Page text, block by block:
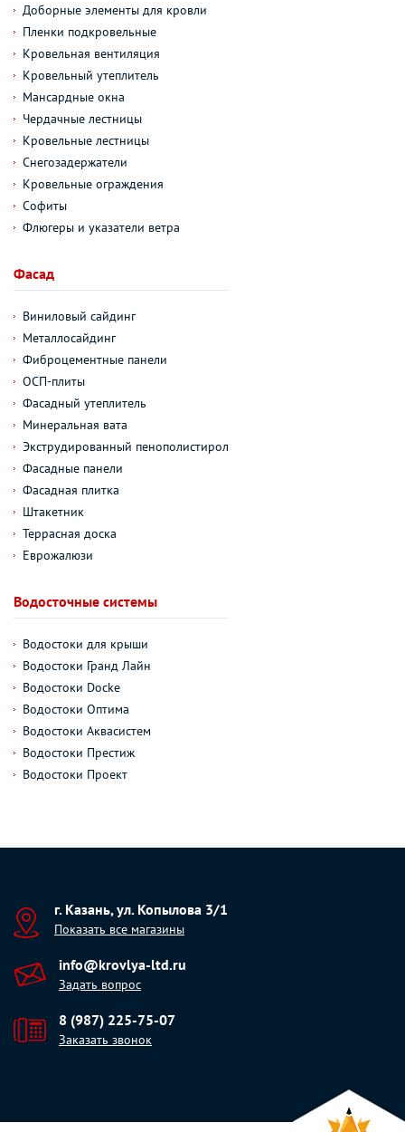
Доборные элементы для кровли
Пленки подкровельные
Кровельная вентиляция
Кровельный утеплитель
Мансардные окна
Чердачные лестницы
Кровельные лестницы
Снегозадержатели
Кровельные ограждения
Софиты
Флюгеры и указатели ветра
Фасад
Виниловый сайдинг
Металлосайдинг
Фиброцементные панели
ОСП-плиты
Фасадный утеплитель
Минеральная вата
Экструдированный пенополистирол
Фасадные панели
Фасадная плитка
Штакетник
Террасная доска
Еврожалюзи
Водосточные системы
Водостоки для крыши
Водостоки Гранд Лайн
Водостоки Docke
Водостоки Оптима
Водостоки Аквасистем
Водостоки Престиж
Водостоки Проект
г. Казань, ул. Копылова 3/1
Показать все магазины
info@krovlya-ltd.ru
Задать вопрос
8 (987) 225-75-07
Заказать звонок